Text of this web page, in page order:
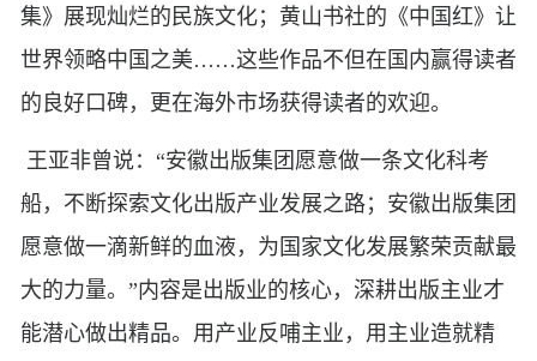
集》展现灿烂的民族文化；黄山书社的《中国红》让
世界领略中国之美……这些作品不但在国内赢得读者
的良好口碑，更在海外市场获得读者的欢迎。
王亚非曾说：“安徽出版集团愿意做一条文化科考
船，不断探索文化出版产业发展之路；安徽出版集团
愿意做一滴新鲜的血液，为国家文化发展繁荣贡献最
大的力量。”内容是出版业的核心，深耕出版主业才
能潜心做出精品。用产业反哺主业，用主业造就精